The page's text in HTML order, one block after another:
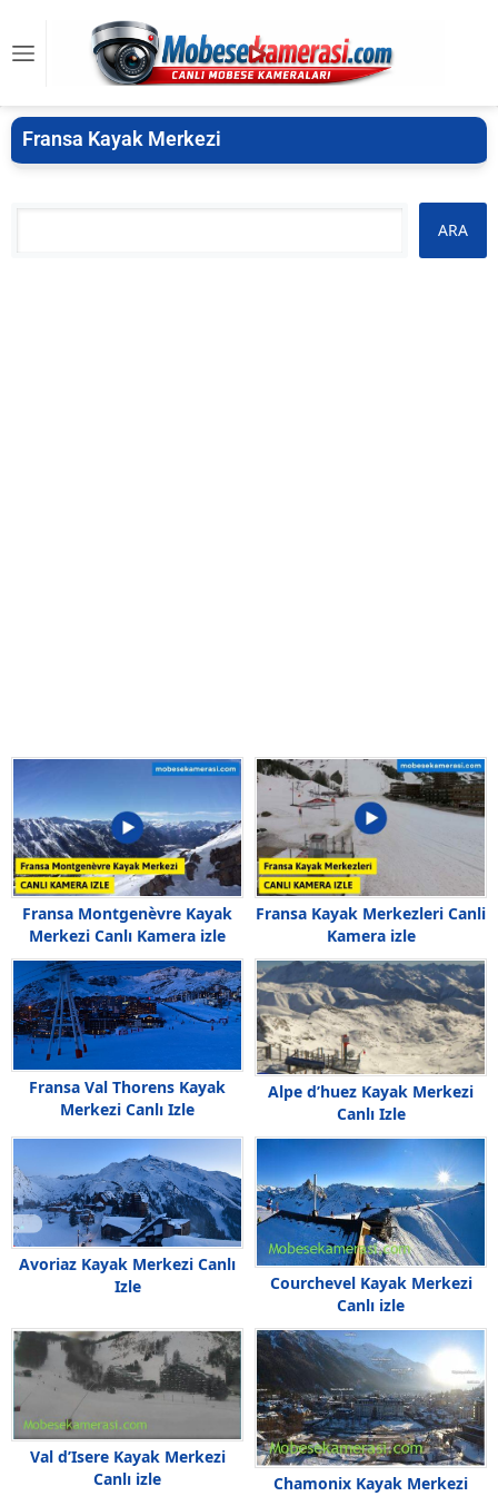
Fransa Kayak Merkezi
Fransa Montgenèvre Kayak
Merkezi Canlı Kamera izle
Fransa Kayak Merkezleri Canli
Kamera izle
Fransa Val Thorens Kayak
Merkezi Canlı Izle
Alpe d’huez Kayak Merkezi
Canlı Izle
Avoriaz Kayak Merkezi Canlı
Izle
Courchevel Kayak Merkezi
Canlı izle
Val d’Isere Kayak Merkezi
Canlı izle
Chamonix Kayak Merkezi